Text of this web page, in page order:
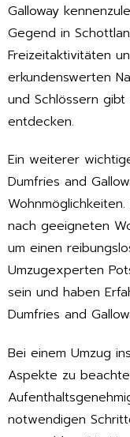
Galloway
Gegend in
Freizeitaktivitäten
erkundenswerten
und Schlössern
entdecken.
Ein weiterer
Dumfries and
nach geeigneten
um einen
Umzugexperten
sein und haben
Dumfries and
Bei einem Umzug
Aspekte zu
notwendigen